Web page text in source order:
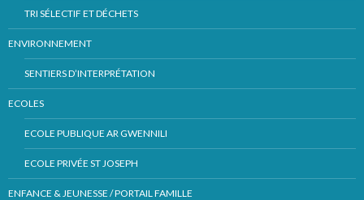
TRI SÉLECTIF ET DÉCHETS
ENVIRONNEMENT
SENTIERS D’INTERPRÉTATION
ECOLES
ECOLE PUBLIQUE AR GWENNILI
ECOLE PRIVÉE ST JOSEPH
ENFANCE & JEUNESSE / PORTAIL FAMILLE